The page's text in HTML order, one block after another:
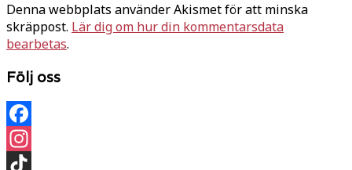
Denna webbplats använder Akismet för att minska
skräppost. Lär dig om hur din kommentarsdata
bearbetas.
Följ oss
Facebook
Instagram